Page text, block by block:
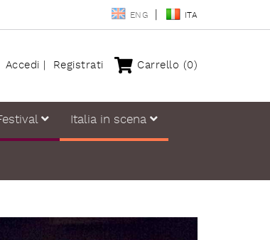
ENG ITA
Accedi Registrati Carrello (0)
Italia in scena